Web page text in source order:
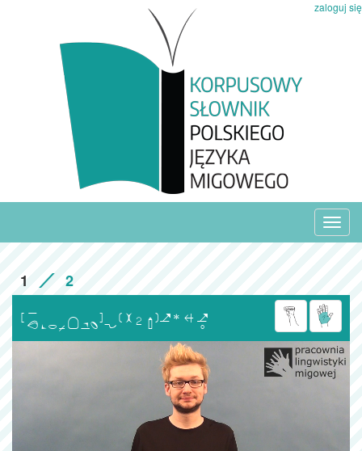
zaloguj się
1 2
